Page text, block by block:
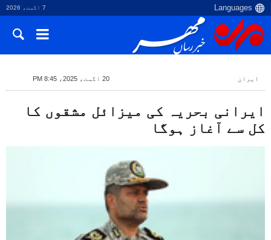
7 اگست، 2026
ایران 20 اگست، 2025، 8:45 PM
ایرانی بحریہ کی میزائل مشقوں کا
کل سے آغاز ہوگا